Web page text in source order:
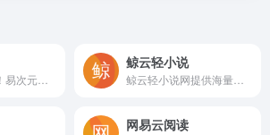
鲸云轻小说
网易云阅读